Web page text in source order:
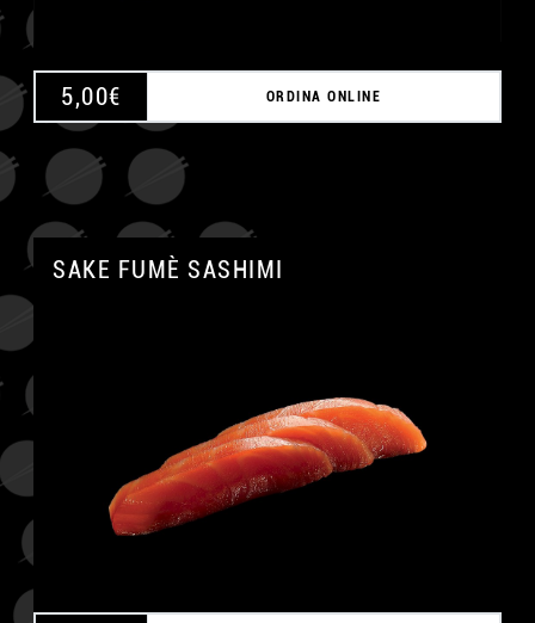
5,00€ ORDINA ONLINE
SAKE FUMÈ SASHIMI